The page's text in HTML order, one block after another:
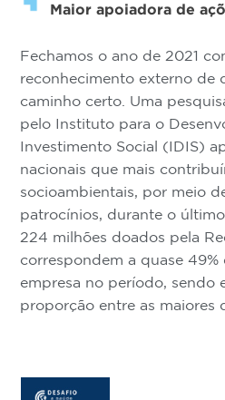
Maior apoiadora de
Fechamos o ano de 2021
reconhecimento externo de
caminho certo. Uma
pelo Instituto para o
Investimento Social (IDIS)
nacionais que mais
socioambientais, por meio
patrocínios, durante o
224 milhões doados pela
correspondem a quase
empresa no período, sendo
proporção entre as maiores